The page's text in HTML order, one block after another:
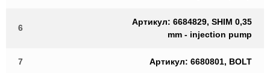
6
Артикул: 6684829, SHIM 0,35
mm - injection pump
7 Артикул: 6680801, BOLT